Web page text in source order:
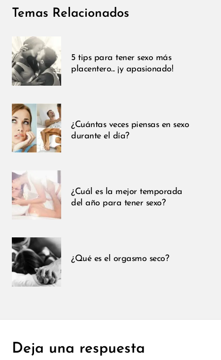
Temas Relacionados
5 tips para tener sexo más
placentero... ¡y apasionado!
¿Cuántas veces piensas en sexo
durante el día?
¿Cuál es la mejor temporada
del año para tener sexo?
¿Qué es el orgasmo seco?
Deja una respuesta